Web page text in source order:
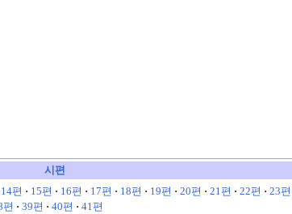
시편
14편 · 15편 · 16편 · 17편 · 18편 · 19편 · 20편 · 21편 · 22편 · 23편
편 · 39편 · 40편 · 41편